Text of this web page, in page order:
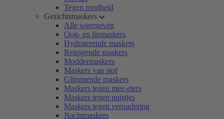
Tegen roodheid
Gezichtsmaskers
Alle weergeven
Oog- en lipmaskers
Hydraterende maskers
Reinigende maskers
Moddermaskers
Maskers van stof
Glimmende maskers
Maskers tegen mee-eters
Maskers tegen puistjes
Maskers tegen veroudering
Nachtmaskers